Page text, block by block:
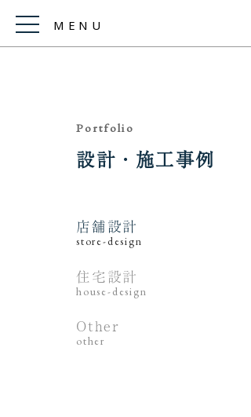
MENU
Portfolio
設計・施工事例
店舗設計
store-design
住宅設計
house-design
Other
other